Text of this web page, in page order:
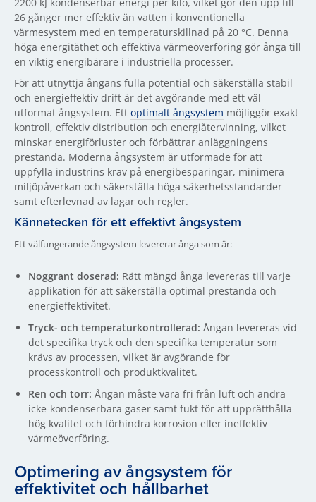
26 gånger mer effektiv än vatten i konventionella
värmesystem med en temperaturskillnad på 20 °C. Denna
höga energitäthet och effektiva värmeöverföring gör ånga till
en viktig energibärare i industriella processer.
För att utnyttja ångans fulla potential och säkerställa stabil
och energieffektiv drift är det avgörande med ett väl
utformat ångsystem. Ett optimalt ångsystem möjliggör exakt
kontroll, effektiv distribution och energiåtervinning, vilket
minskar energiförluster och förbättrar anläggningens
prestanda. Moderna ångsystem är utformade för att
uppfylla industrins krav på energibesparingar, minimera
miljöpåverkan och säkerställa höga säkerhetsstandarder
samt efterlevnad av lagar och regler.
Kännetecken för ett effektivt ångsystem
Ett välfungerande ångsystem levererar ånga som är:
Noggrant doserad: Rätt mängd ånga levereras till varje
applikation för att säkerställa optimal prestanda och
energieffektivitet.
Tryck- och temperaturkontrollerad: Ångan levereras vid
det specifika tryck och den specifika temperatur som
krävs av processen, vilket är avgörande för
processkontroll och produktkvalitet.
Ren och torr: Ångan måste vara fri från luft och andra
icke-kondenserbara gaser samt fukt för att upprätthålla
hög kvalitet och förhindra korrosion eller ineffektiv
värmeöverföring.
Optimering av ångsystem för
effektivitet och hållbarhet